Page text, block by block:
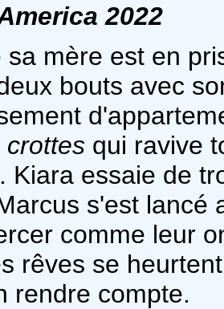
2022
sa mère est en
bouts avec
crottes qui ravive
Kiara essaie de
s'est lancé
comme leur
rêves se
rendre compte.